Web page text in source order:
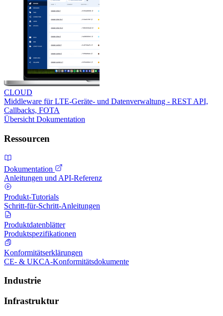
CLOUD
Middleware für LTE-Geräte- und Datenverwaltung - REST API,
Callbacks, FOTA
Übersicht Dokumentation
Ressourcen
Dokumentation
Anleitungen und API-Referenz
Produkt-Tutorials
Schritt-für-Schritt-Anleitungen
Produktdatenblätter
Produktspezifikationen
Konformitätserklärungen
CE- & UKCA-Konformitätsdokumente
Industrie
Infrastruktur